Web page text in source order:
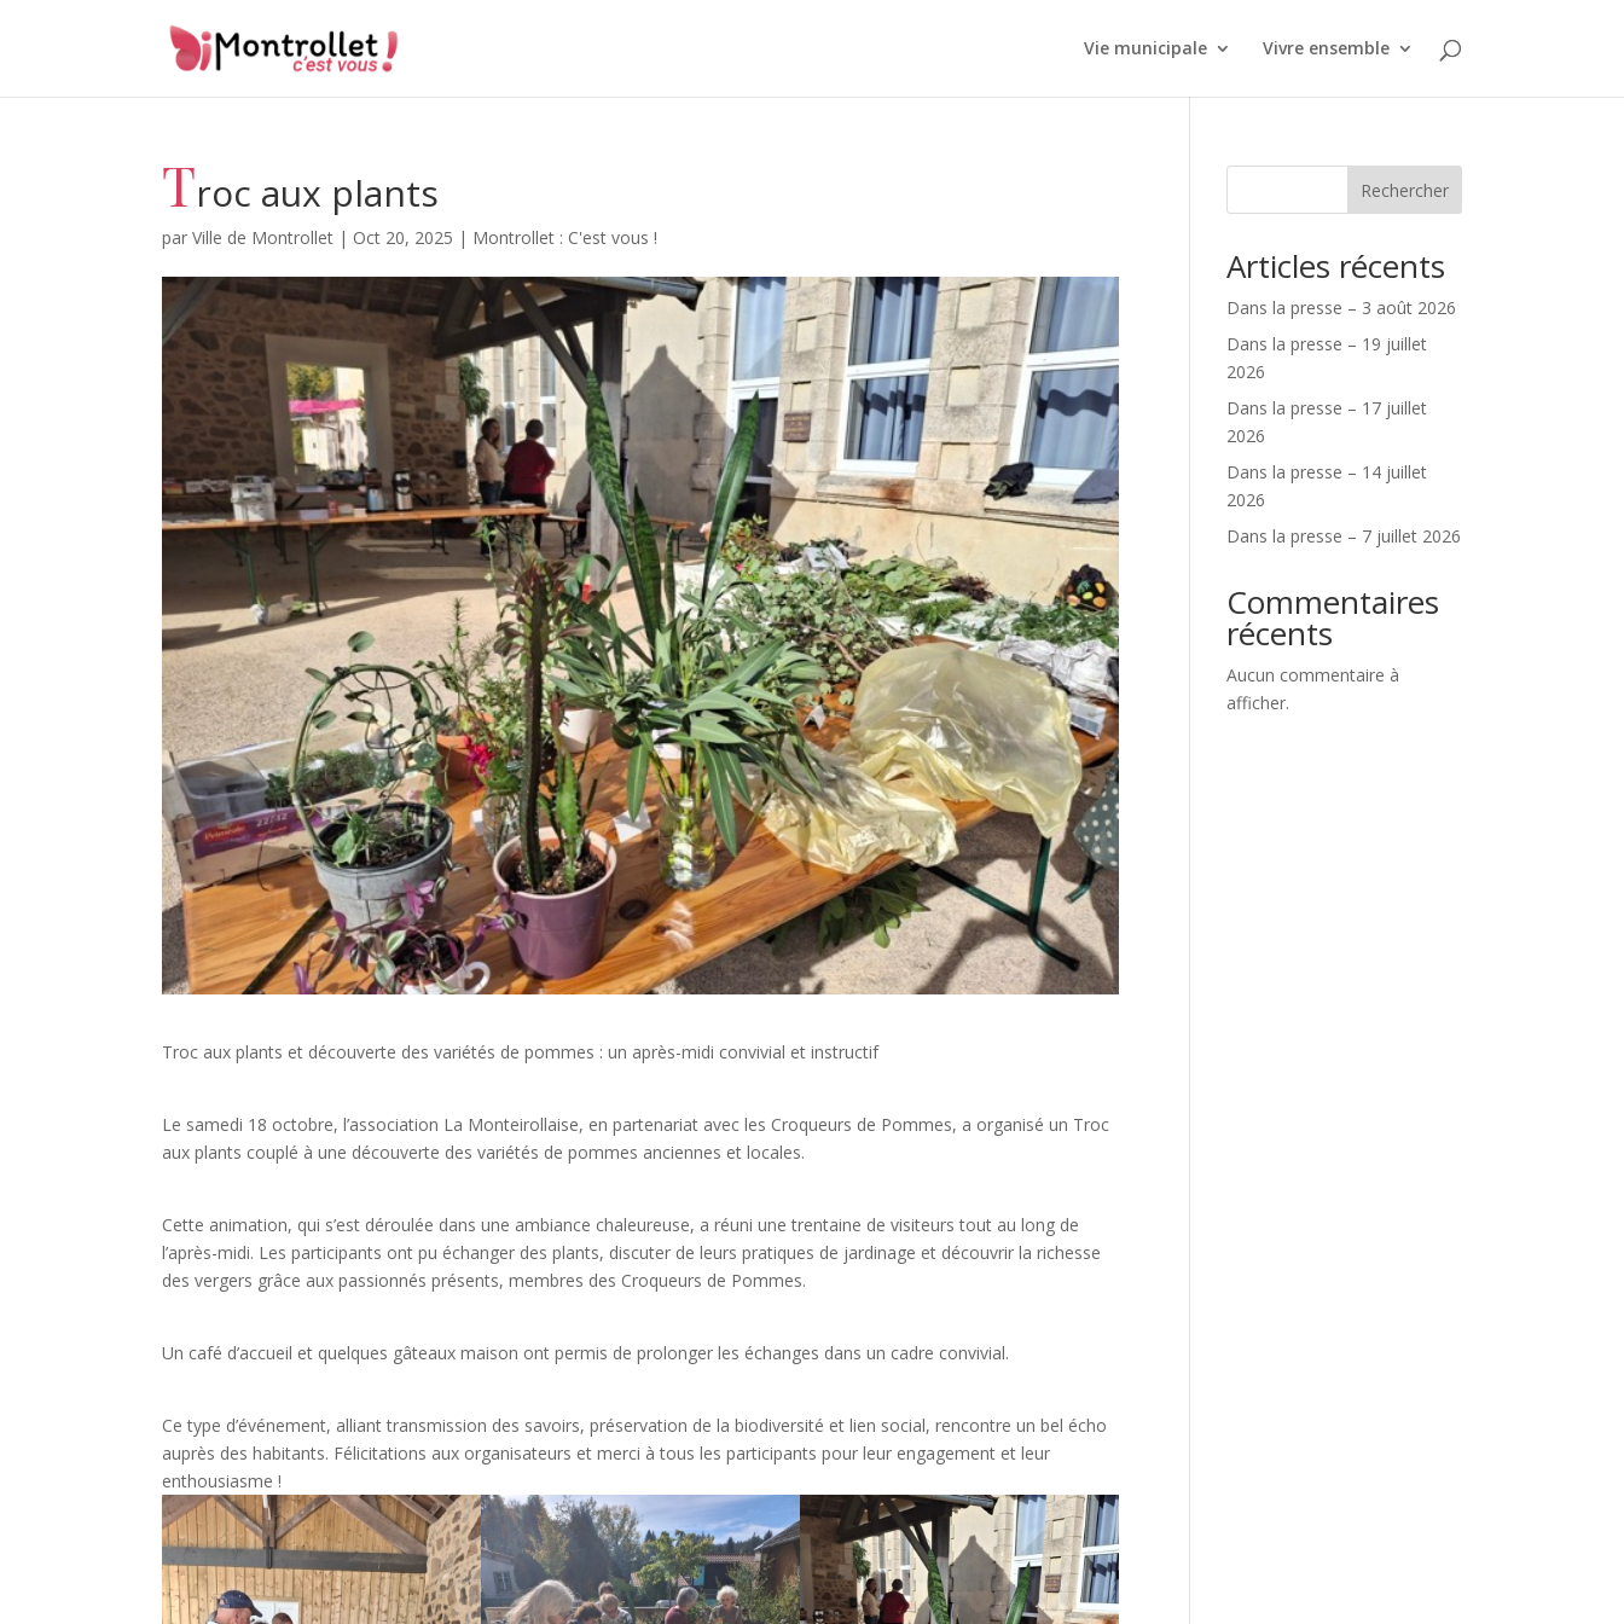
Vie municipale Vivre ensemble
Troc aux plants
parVille de Montrollet | Oct 20, 2025 | Montrollet : C'est vous !
Troc aux plants et découverte des variétés de pommes : un après-midi convivial et instructif
Le samedi 18 octobre, l’association La Monteirollaise, en partenariat avec les Croqueurs de Pommes, a organisé un Troc
aux plants couplé à une découverte des variétés de pommes anciennes et locales.
Cette animation, qui s’est déroulée dans une ambiance chaleureuse, a réuni une trentaine de visiteurs tout au long de
l’après-midi. Les participants ont pu échanger des plants, discuter de leurs pratiques de jardinage et découvrir la richesse
des vergers grâce aux passionnés présents, membres des Croqueurs de Pommes.
Un café d’accueil et quelques gâteaux maison ont permis de prolonger les échanges dans un cadre convivial.
Ce type d’événement, alliant transmission des savoirs, préservation de la biodiversité et lien social, rencontre un bel écho
auprès des habitants. Félicitations aux organisateurs et merci à tous les participants pour leur engagement et leur
enthousiasme !
Rechercher
Articles récents
Dans la presse – 3 août 2026
Dans la presse – 19 juillet
2026
Dans la presse – 17 juillet
2026
Dans la presse – 14 juillet
2026
Dans la presse – 7 juillet 2026
Commentaires
récents
Aucun commentaire à
afficher.